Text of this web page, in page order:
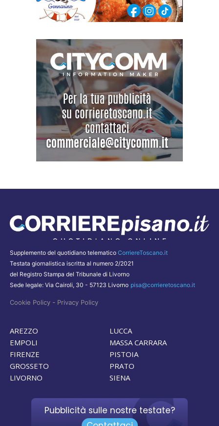
Supplemento del quotidiano telematico CorriereToscano.it
Testata giornalistica iscritta al numero 2/2021
del Registro Stampa del Tribunale di Livorno
Sede legale: Via Cairoli, 30 - 57123 Livorno pisa@corrieretoscano.it
Cookie Policy - Privacy Policy
AREZZO
EMPOLI
FIRENZE
GROSSETO
LIVORNO
LUCCA
MASSA CARRARA
PISTOIA
PRATO
SIENA
Pubblicità sulle nostre testate?